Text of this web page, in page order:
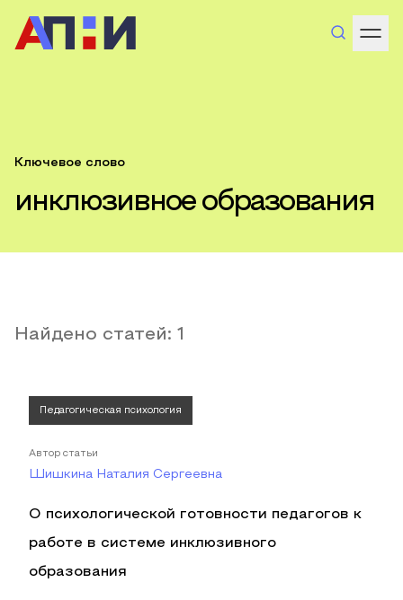
Ключевое слово
инклюзивное образования
Найдено статей: 1
Педагогическая психология
Автор статьи
Шишкина Наталия Сергеевна
О психологической готовности педагогов к
работе в системе инклюзивного
образования